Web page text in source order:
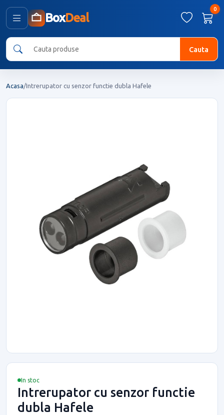
BoxDeal
0
Cauta
Acasa/Intrerupator cu senzor functie dubla Hafele
In stoc
Intrerupator cu senzor functie
dubla Hafele